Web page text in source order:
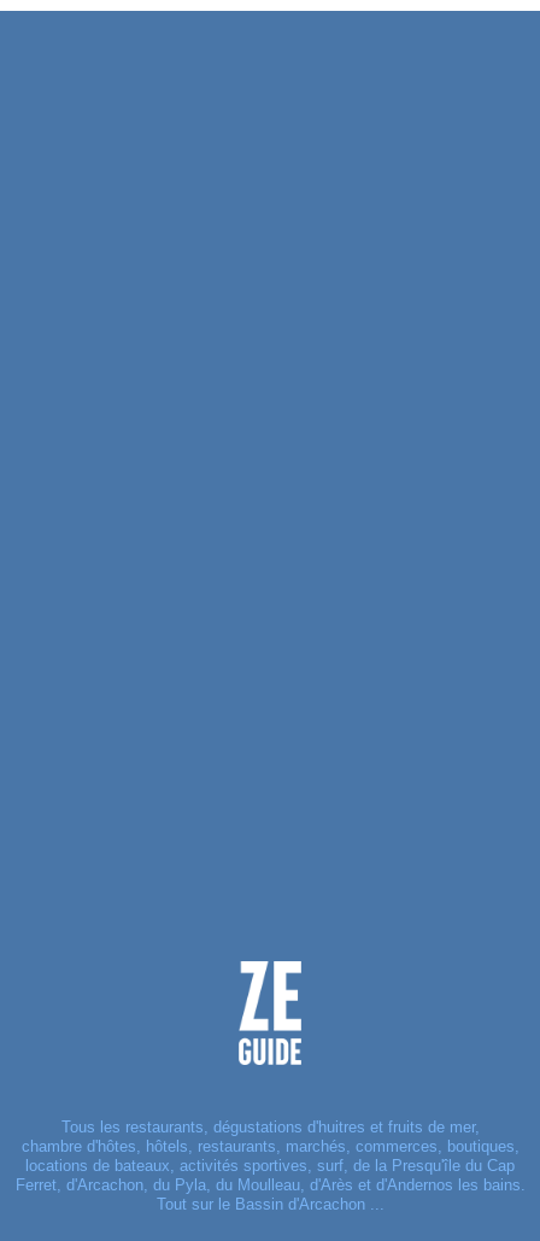
Tous les restaurants, dégustations d'huitres et fruits de mer,
chambre d'hôtes, hôtels, restaurants, marchés, commerces, boutiques,
locations de bateaux, activités sportives, surf, de la Presqu'île du Cap
Ferret, d'Arcachon, du Pyla, du Moulleau, d'Arès et d'Andernos les bains.
Tout sur le Bassin d'Arcachon ...